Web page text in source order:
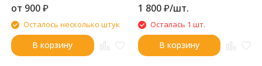
от 900₽
Осталось несколько штук
В корзину
1 800 ₽/шт.
Осталась 1 шт.
В корзину